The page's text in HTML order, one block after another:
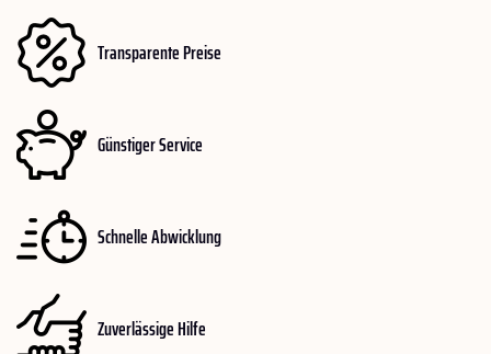
Transparente Preise
Günstiger Service
Schnelle Abwicklung
Zuverlässige Hilfe